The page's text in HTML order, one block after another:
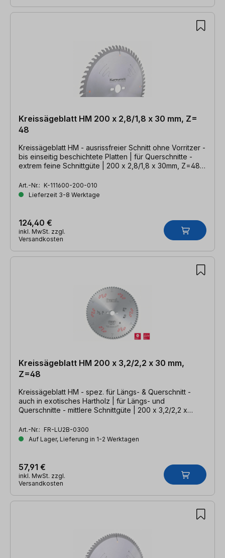
Kreissägeblatt HM 200 x 2,8/1,8 x 30 mm, Z=
48
Kreissägeblatt HM - ausrissfreier Schnitt ohne Vorritzer -
bis einseitig beschichtete Platten | für Querschnitte -
extrem feine Schnittgüte | 200 x 2,8/1,8 x 30mm, Z=48
Art.-Nr.: K-111600-200-010
Lieferzeit 3-8 Werktage
124,40 €
inkl. MwSt. zzgl.
Versandkosten
Kreissägeblatt HM 200 x 3,2/2,2 x 30 mm,
Z=48
Kreissägeblatt HM - spez. für Längs- & Querschnitt -
auch in exotisches Hartholz | für Längs- und
Querschnitte - mittlere Schnittgüte | 200 x 3,2/2,2 x
Art.-Nr.: FR-LU2B-0300
Auf Lager, Lieferung in 1-2 Werktagen
57,91 €
inkl. MwSt. zzgl.
Versandkosten